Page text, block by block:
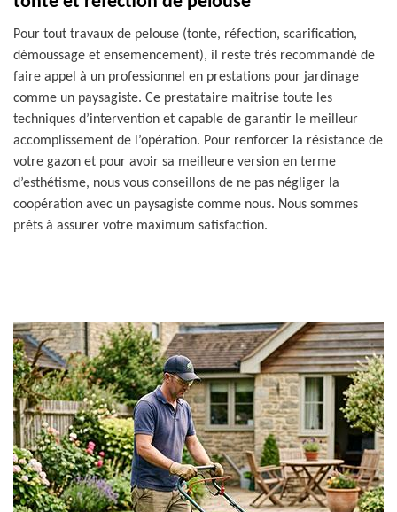
Pour tout travaux de pelouse (tonte, réfection, scarification,
démoussage et ensemencement), il reste très recommandé de
faire appel à un professionnel en prestations pour jardinage
comme un paysagiste. Ce prestataire maitrise toute les
techniques d’intervention et capable de garantir le meilleur
accomplissement de l’opération. Pour renforcer la résistance de
votre gazon et pour avoir sa meilleure version en terme
d’esthétisme, nous vous conseillons de ne pas négliger la
coopération avec un paysagiste comme nous. Nous sommes
prêts à assurer votre maximum satisfaction.